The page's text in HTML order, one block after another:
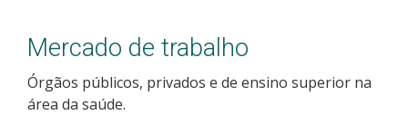
Como posso estudar no IFSC?
Calendário de inscrições
Mercado de trabalho
Órgãos públicos, privados e de ensino superior na
área da saúde.